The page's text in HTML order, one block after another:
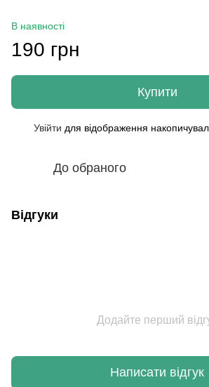
В наявності
190 грн
Купити
Увійти для відображення
До обраного
Відгуки
Додайте перший
Написати відгук